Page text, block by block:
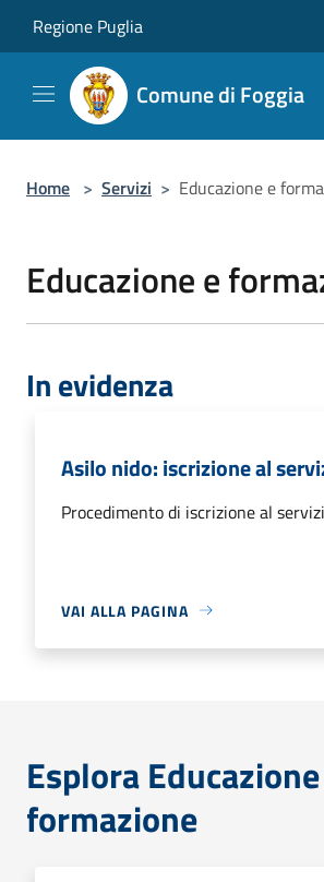
Regione Puglia
Comune di Foggia
Home > Servizi > Educazione e
Educazione e
In evidenza
Asilo nido: iscrizione al
Procedimento di iscrizione al
VAI ALLA PAGINA
Esplora
formazione